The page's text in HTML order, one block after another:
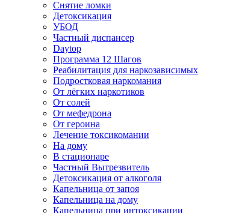
Снятие ломки
Детоксикация
УБОД
Частный диспансер
Daytop
Программа 12 Шагов
Реабилитация для наркозависимых
Подростковая наркомания
От лёгких наркотиков
От солей
От мефедрона
От героина
Лечение токсикомании
На дому
В стационаре
Частный Вытрезвитель
Детоксикация от алкоголя
Капельница от запоя
Капельница на дому
Капельница при интоксикации